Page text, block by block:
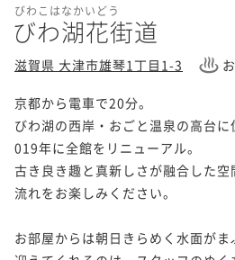
びわこはなかいどう
びわ湖花街道
滋賀県 大津市雄琴1丁目1-3
京都から電車で20分。
びわ湖の西岸・おごと温泉の高台
019年に全館をリニューアル。
古き良き趣と真新しさが融合した
流れをお楽しみください。
お部屋からは朝日きらめく水面がま